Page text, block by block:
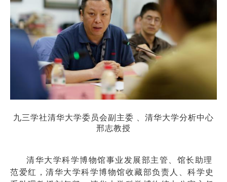
九三学社清华大学委员会副主委 、清华大学分析中心
邢志教授
清华大学科学博物馆事业发展部主管、馆长助理
范爱红，清华大学科学博物馆收藏部负责人、科学史